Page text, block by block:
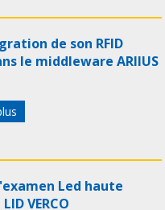
de son RFID
le middleware ARIIUS
Led haute
VERCO